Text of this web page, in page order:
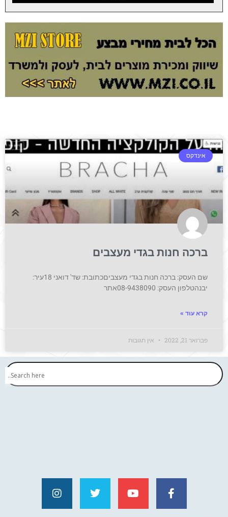
אינדקס
ברכה חנות בגדי מעצבים
שם העסק: ברכה חנות בגדי מעצביםכתובת: שד' דואני 18עיר:
יבנהטלפון העסק: 08-9438090אתר
קרא עוד »
פברואר 21, 2022 אין תגובות